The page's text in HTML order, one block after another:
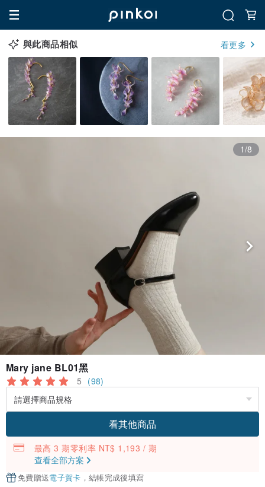
與此商品相似 看更多
1/8
Mary jane BL01黑
5 (98)
看其他商品
最高 3 期零利率 NT$ 1,193 / 期
查看全部方案
免費贈送電子賀卡 ，結帳完成後填寫